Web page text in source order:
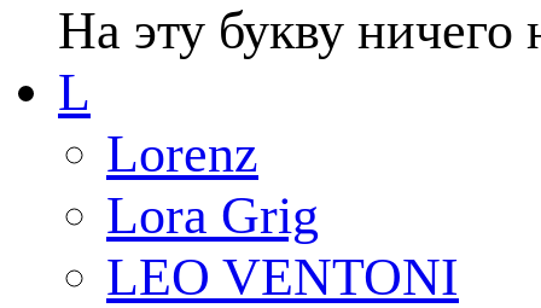
На эту букву ничего
L
Lorenz
Lora Grig
LEO VENTONI